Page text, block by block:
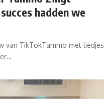
hadden we
van TikTokTammo met liedjes